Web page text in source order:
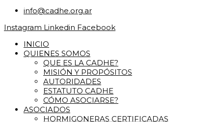
info@cadhe.org.ar
Instagram Linkedin Facebook
INICIO
QUIENES SOMOS
QUE ES LA CADHE?
MISIÓN Y PROPÓSITOS
AUTORIDADES
ESTATUTO CADHE
CÓMO ASOCIARSE?
ASOCIADOS
HORMIGONERAS CERTIFICADAS